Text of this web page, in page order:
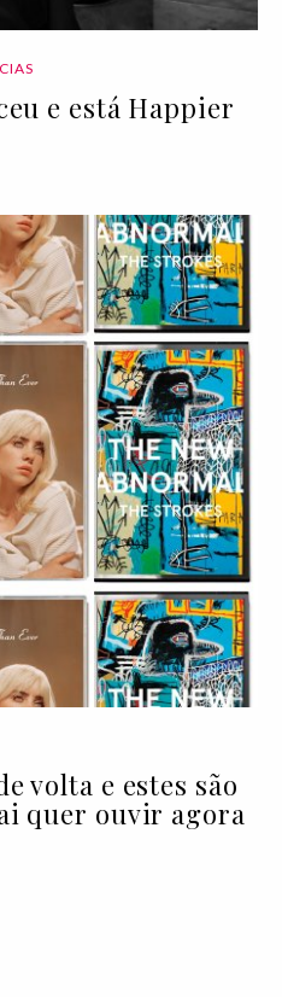
e está Happier
volta e estes são
quer ouvir agora